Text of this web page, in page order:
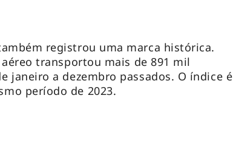
registrou uma marca histórica.
transportou mais de 891 mil
janeiro a dezembro passados. O índice é
período de 2023.